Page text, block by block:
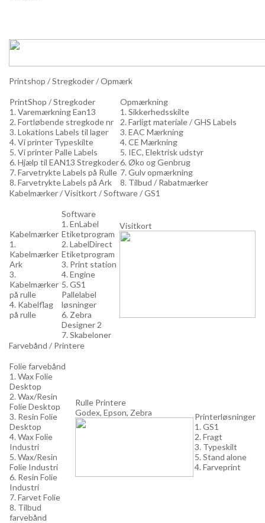
Printshop / Stregkoder / Opmærk
PrintShop / Stregkoder
1. Varemærkning Ean13
2. Fortløbende stregkode nr
3. Lokations Labels til lager
4. Vi printer Typeskilte
5. Vi printer Palle Labels
6. Hjælp til EAN13 Stregkoder
7. Farvetrykte Labels på Rulle
8. Farvetrykte Labels på Ark
Opmærkning
1. Sikkerhedsskilte
2. Farligt materiale / GHS Labels
3. EAC Mærkning
4. CE Mærkning
5. IEC, Elektrisk udstyr
6. Øko og Genbrug
7. Gulv opmærkning
8. Tilbud / Rabatmærker
Kabelmærker / Visitkort / Software / GS1
Kabelmærker
1.
Kabelmærker
Ark
3.
Kabelmærker
på rulle
4. Kabelflag
på rulle
Software
1. EnLabel
Etiketprogram
2. LabelDirect
Etiketprogram
3. Print station
4. Engine
5. GS1
Pallelabel
løsninger
6. Zebra
Designer 2
7. Skabeloner
Visitkort
Farvebånd / Printere
Folie farvebånd
1. Wax Folie
Desktop
2. Wax/Resin
Folie Desktop
3. Resin Folie
Desktop
4. Wax Folie
Industri
5. Wax/Resin
Folie Industri
6. Resin Folie
Industri
7. Farvet Folie
8. Tilbud
farvebånd
Rulle Printere
Godex, Epson, Zebra
Printerløsninger
1. GS1
2. Fragt
3. Typeskilt
5. Stand alone
4. Farveprint